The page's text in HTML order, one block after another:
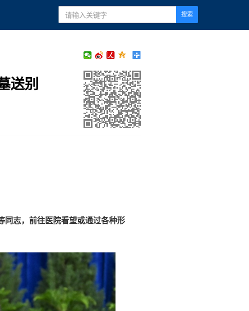
搜索
送别
同志，前往医院看望或通过各种形